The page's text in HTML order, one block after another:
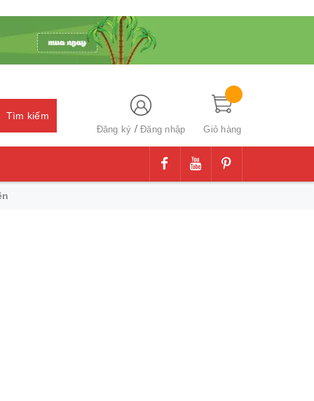
Tìm kiếm
Đăng ký /Đăng nhập Giỏ hàng